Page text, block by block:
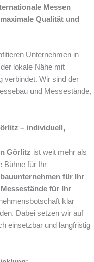
Messen
Qualität und
Unternehmen in
lokale Nähe mit
verbindet. Wir sind der
und Messestände,
– individuell,
Görlitz ist weit mehr als
Bühne für Ihr
für Ihr
Messestände für Ihr
klar
Dabei setzen wir auf
einsetzbar und langfristig